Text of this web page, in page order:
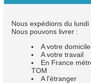
Nous expédions du
Nous pouvons livrer :
A votre domicile
A votre travail
En France
TOM
A l'étranger